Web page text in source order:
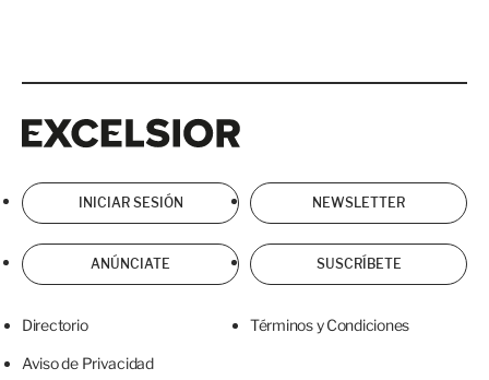
INICIAR SESIÓN NEWSLETTER
ANÚNCIATE SUSCRÍBETE
Directorio Términos y Condiciones
Aviso de Privacidad